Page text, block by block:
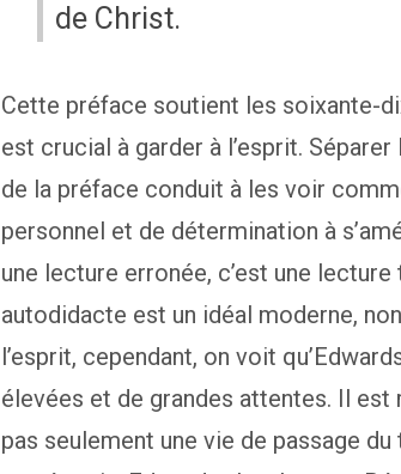
de Christ.
Cette préface soutient les soixante-
est crucial à garder à l’esprit.
de la préface conduit à les voir
personnel et de détermination à
une lecture erronée, c’est une
autodidacte est un idéal moderne,
l’esprit, cependant, on voit
élevées et de grandes attentes. Il est
pas seulement une vie de passage